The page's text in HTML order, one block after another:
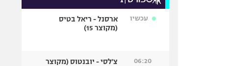
עכשיו
ארסנל - ריאל בטיס
(מקוצר 15)
06:20
צ'לסי - יובנטוס (מקוצר